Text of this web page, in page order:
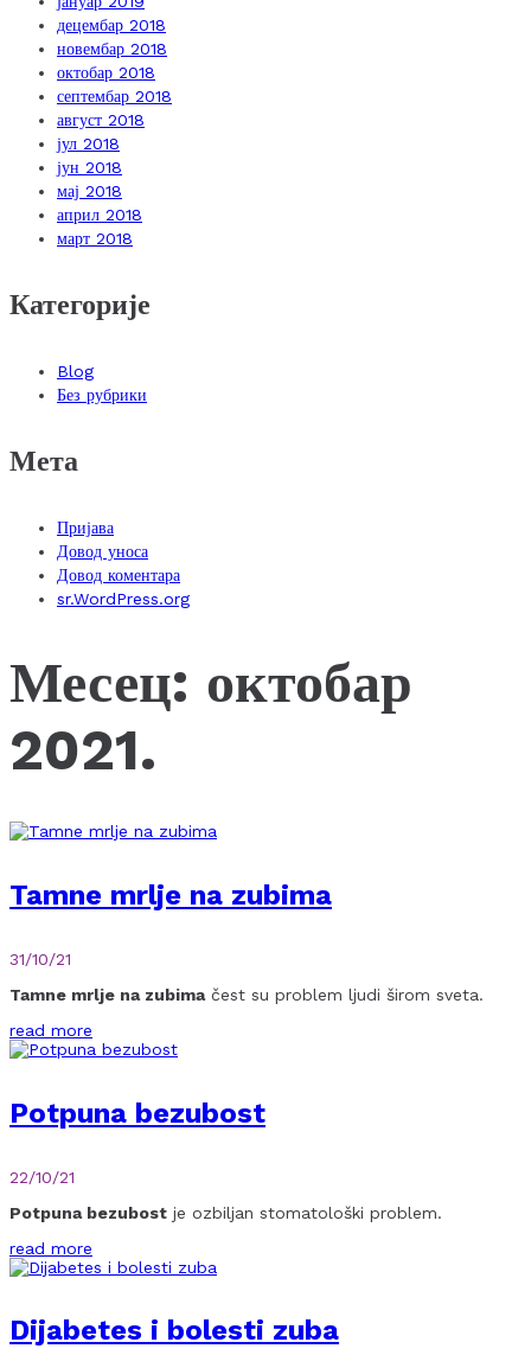
децембар 2018
новембар 2018
октобар 2018
септембар 2018
август 2018
јул 2018
јун 2018
мај 2018
април 2018
март 2018
Категорије
Blog
Без рубрики
Мета
Пријава
Довод уноса
Довод коментара
sr.WordPress.org
Месец: октобар
2021.
Tamne mrlje na zubima
31/10/21
Tamne mrlje na zubimačest su problem ljudi širom sveta.
read more
Potpuna bezubost
22/10/21
Potpuna bezubost je ozbiljan stomatološki problem.
read more
Dijabetes i bolesti zuba